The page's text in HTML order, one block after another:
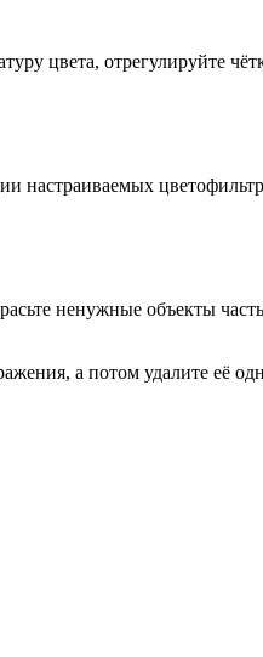
цвета, отрегулируйте
настраиваемых
ненужные объекты
а потом удалите её